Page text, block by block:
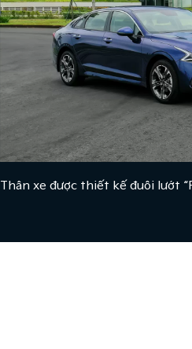
Thân xe được thiết kế đuôi lướt